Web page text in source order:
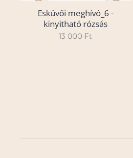
Esküvői meghívó_6 -
kinyitható rózsás
13 000 Ft